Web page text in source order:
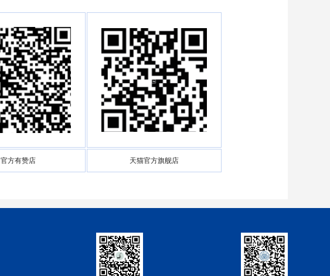
官方有赞店 天猫官方旗舰店